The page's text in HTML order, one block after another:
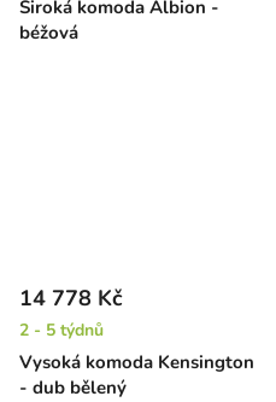
Široká komoda Albion -
béžová
Vysoká komoda Kensington
- dub bělený
14 778 Kč
2 - 5 týdnů